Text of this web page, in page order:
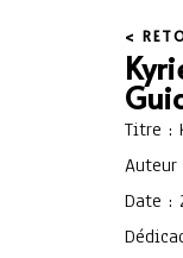
<
Titre :
Auteur
Date :